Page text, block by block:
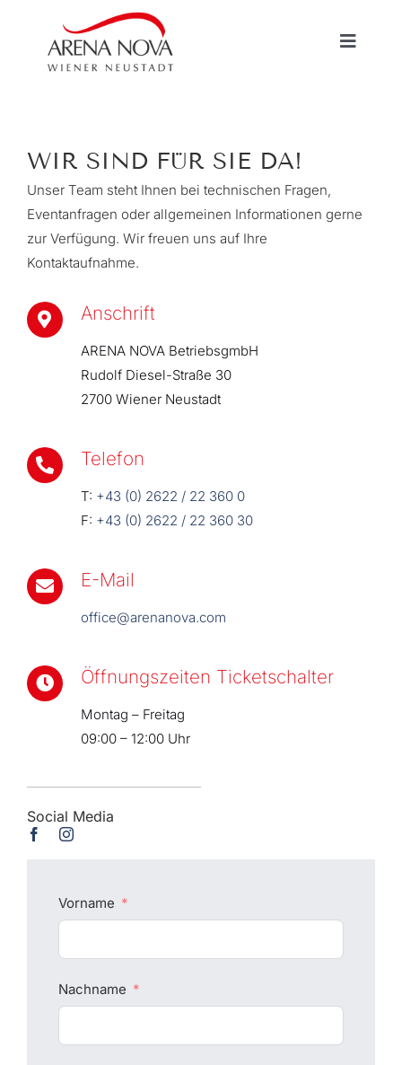
springen
MESSEN / VERANSTALTUNGEN
VERMIETUNG
WIR SIND FÜR SIE DA!
Unser Team steht Ihnen bei technischen Fragen,
Eventanfragen oder allgemeinen Informationen gerne
zur Verfügung. Wir freuen uns auf Ihre
Kontaktaufnahme.
Anschrift
ARENA NOVA BetriebsgmbH
Rudolf Diesel-Straße 30
2700 Wiener Neustadt
Telefon
T: +43 (0) 2622 / 22 360 0
F: +43 (0) 2622 / 22 360 30
E-Mail
office@arenanova.com
Öffnungszeiten Ticketschalter
Montag – Freitag
09:00 – 12:00 Uhr
Social Media
Vorname
Nachname